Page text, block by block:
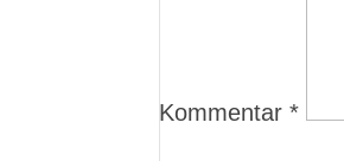
Kommentar*